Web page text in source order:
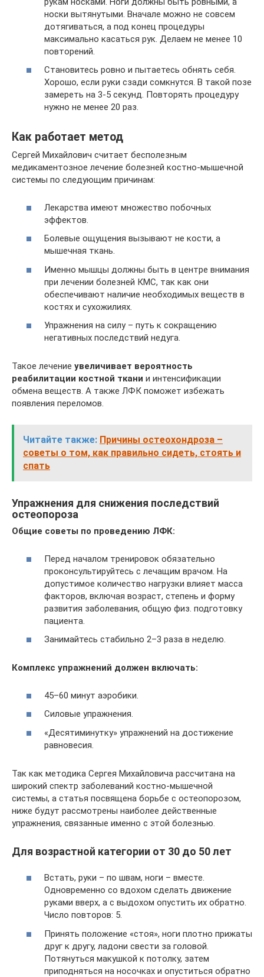
носки вытянутыми. Вначале можно не совсем
дотягиваться, а под конец процедуры
максимально касаться рук. Делаем не менее 10
повторений.
Становитесь ровно и пытаетесь обнять себя.
Хорошо, если руки сзади сомкнутся. В такой позе
замереть на 3-5 секунд. Повторять процедуру
нужно не менее 20 раз.
Как работает метод
Сергей Михайлович считает бесполезным
медикаментозное лечение болезней костно-мышечной
системы по следующим причинам:
Лекарства имеют множество побочных
эффектов.
Болевые ощущения вызывают не кости, а
мышечная ткань.
Именно мышцы должны быть в центре внимания
при лечении болезней КМС, так как они
обеспечивают наличие необходимых веществ в
костях и сухожилиях.
Упражнения на силу – путь к сокращению
негативных последствий недуга.
Такое лечение увеличивает вероятность
реабилитации костной ткани и интенсификации
обмена веществ. А также ЛФК поможет избежать
появления переломов.
Читайте также: Причины остеохондроза –
советы о том, как правильно сидеть, стоять и
спать
Упражнения для снижения последствий
остеопороза
Общие советы по проведению ЛФК:
Перед началом тренировок обязательно
проконсультируйтесь с лечащим врачом. На
допустимое количество нагрузки влияет масса
факторов, включая возраст, степень и форму
развития заболевания, общую физ. подготовку
пациента.
Занимайтесь стабильно 2–3 раза в неделю.
Комплекс упражнений должен включать:
45–60 минут аэробики.
Силовые упражнения.
«Десятиминутку» упражнений на достижение
равновесия.
Так как методика Сергея Михайловича рассчитана на
широкий спектр заболеваний костно-мышечной
системы, а статья посвящена борьбе с остеопорозом,
ниже будут рассмотрены наиболее действенные
упражнения, связанные именно с этой болезнью.
Для возрастной категории от 30 до 50 лет
Встать, руки – по швам, ноги – вместе.
Одновременно со вдохом сделать движение
руками вверх, а с выдохом опустить их обратно.
Число повторов: 5.
Принять положение «стоя», ноги плотно прижаты
друг к другу, ладони свести за головой.
Потянуться макушкой к потолку, затем
приподняться на носочках и опуститься обратно